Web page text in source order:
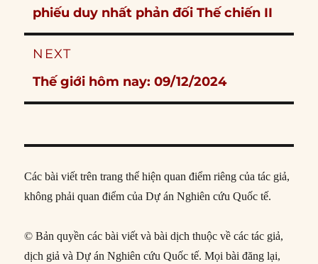
post:
phiếu duy nhất phản đối Thế chiến II
NEXT
Next
post:
Thế giới hôm nay: 09/12/2024
Các bài viết trên trang thể hiện quan điểm riêng của tác giả,
không phải quan điểm của Dự án Nghiên cứu Quốc tế.
© Bản quyền các bài viết và bài dịch thuộc về các tác giả,
dịch giả và Dự án Nghiên cứu Quốc tế. Mọi bài đăng lại,